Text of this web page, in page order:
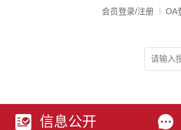
会员登录/注册 OA
信息公开